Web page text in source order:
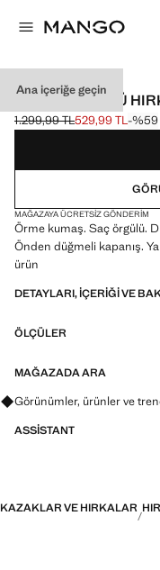
Ana içeriğe geçin
HALAT ÖRGÜLÜ
Üstü çizili ilk fiyat [1.299,99
1.299,99 TL
Güncel fiyat [529,99 TL ]
529,99 TL-%59
Bir renk seçin
MAĞAZAYA ÜCRETSIZ GÖNDERIM
Örme kumaş. Saç örgülü.
Önden düğmeli kapanış.
ürün
DETAYLARI, IÇERIĞI VE
ÖLÇÜLER
MAĞAZADA ARA
Görünümler, ürünler ve
ASSISTANT
KAZAKLAR VE HIRKALAR